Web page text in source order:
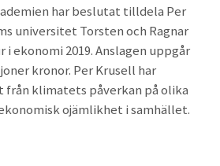
har beslutat tilldela Per
universitet Torsten och Ragnar
ekonomi 2019. Anslagen uppgår
kronor. Per Krusell har
från klimatets påverkan på olika
ojämlikhet i samhället.